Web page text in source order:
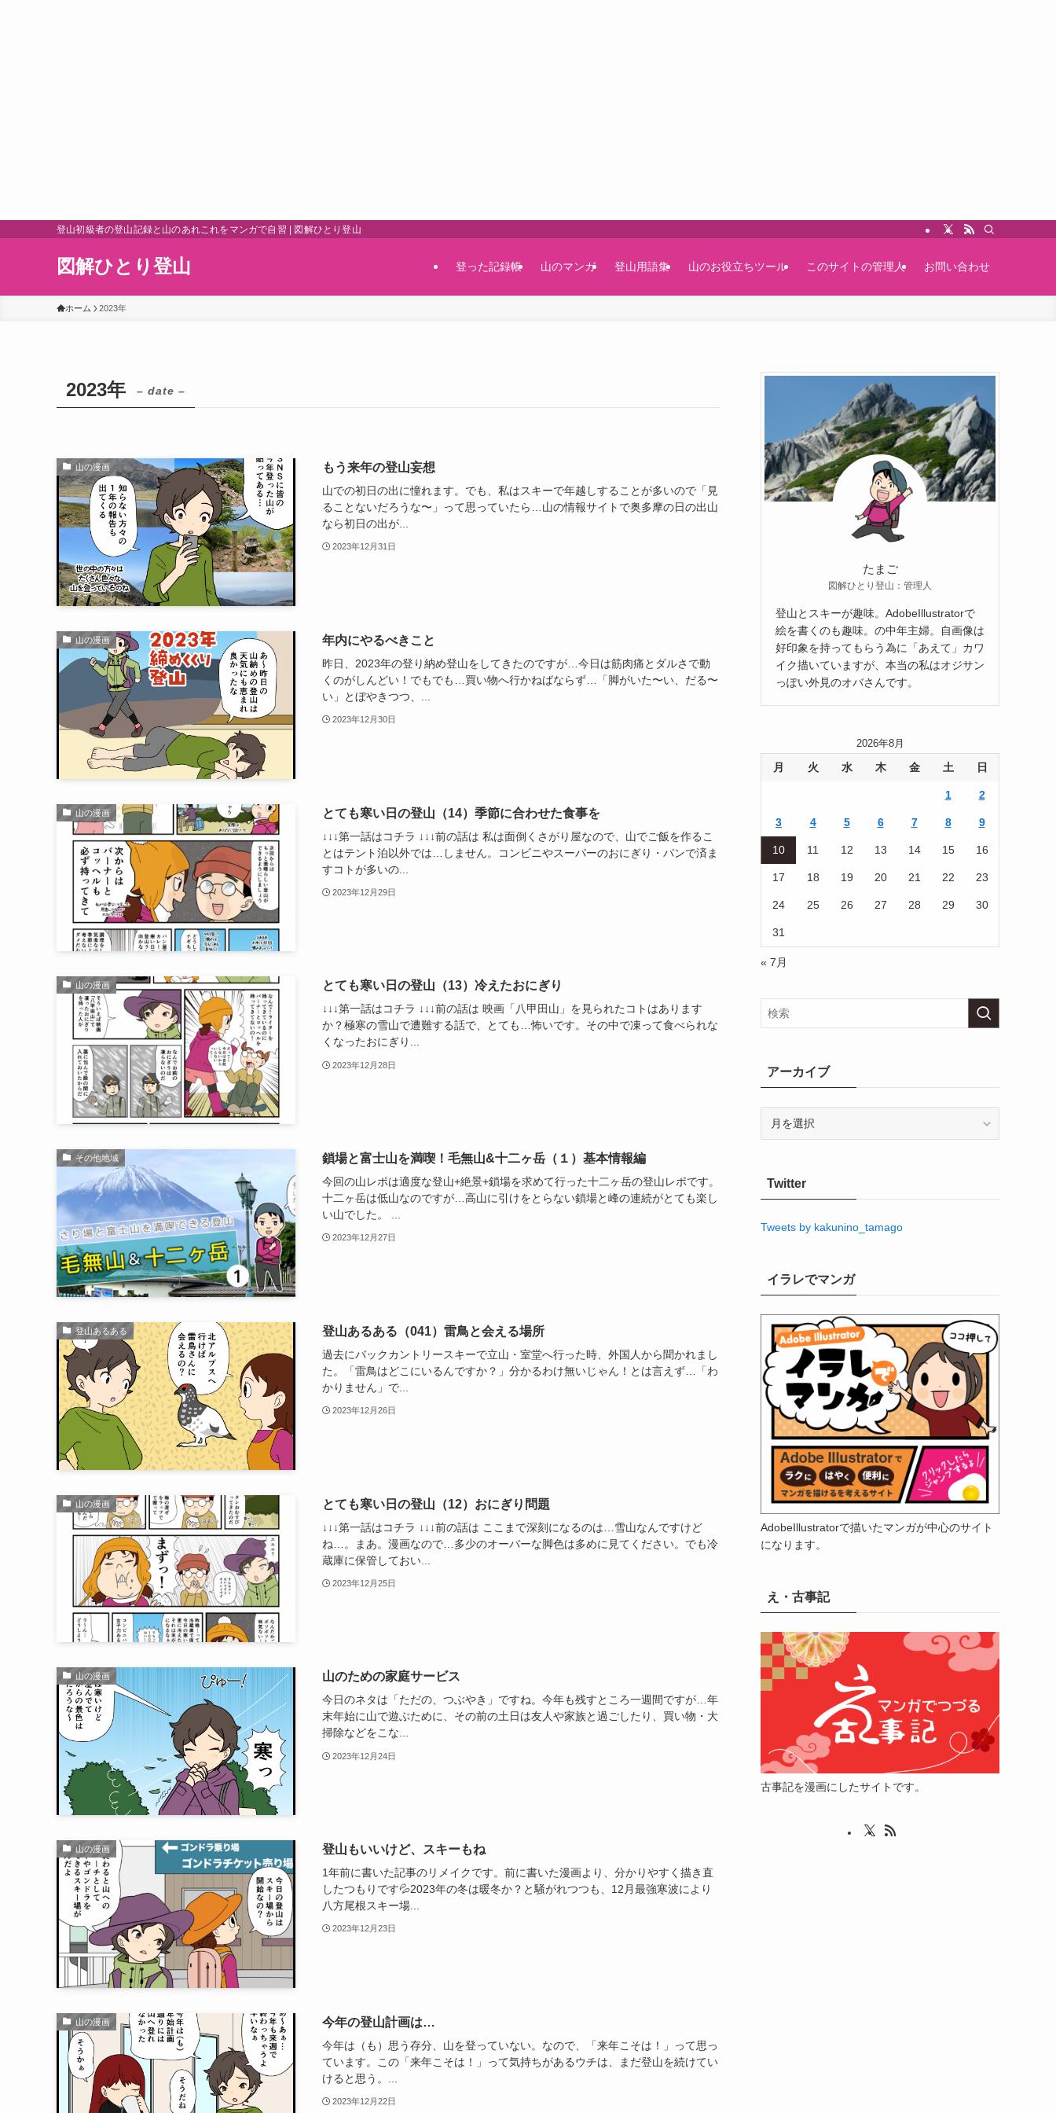
登山初級者の登山記録と山のあれこれをマンガで自習 | 図解ひとり登山
図解ひとり登山 登った記録帳 山のマンガ 登山用語集 山のお役立ちツール このサイトの管理人 お問い合わせ
ホーム 2023年
2023年 – date –
山の漫画 もう来年の登山妄想
山での初日の出に憧れます。でも、私はスキーで年越しすることが多いので「見
ることないだろうな〜」って思っていたら…山の情報サイトで奥多摩の日の出山
なら初日の出が...
2023年12月31日
山の漫画 年内にやるべきこと
昨日、2023年の登り納め登山をしてきたのですが…今日は筋肉痛とダルさで動
くのがしんどい！でもでも…買い物へ行かねばならず…「脚がいた〜い、だる〜
い」とぼやきつつ、...
2023年12月30日
山の漫画 とても寒い日の登山（14）季節に合わせた食事を
↓↓↓第一話はコチラ ↓↓↓前の話は 私は面倒くさがり屋なので、山でご飯を作るこ
とはテント泊以外では…しません。コンビニやスーパーのおにぎり・パンで済ま
すコトが多いの...
2023年12月29日
山の漫画 とても寒い日の登山（13）冷えたおにぎり
↓↓↓第一話はコチラ ↓↓↓前の話は 映画「八甲田山」を見られたコトはあります
か？極寒の雪山で遭難する話で、とても…怖いです。その中で凍って食べられな
くなったおにぎり...
2023年12月28日
その他地域 鎖場と富士山を満喫！毛無山&十二ヶ岳（１）基本情報編
今回の山レポは適度な登山+絶景+鎖場を求めて行った十二ヶ岳の登山レポです。
十二ヶ岳は低山なのですが…高山に引けをとらない鎖場と峰の連続がとても楽し
い山でした。 ...
2023年12月27日
登山あるある 登山あるある（041）雷鳥と会える場所
過去にバックカントリースキーで立山・室堂へ行った時、外国人から聞かれまし
た。「雷鳥はどこにいるんですか？」分かるわけ無いじゃん！とは言えず…「わ
かりません」で...
2023年12月26日
山の漫画 とても寒い日の登山（12）おにぎり問題
↓↓↓第一話はコチラ ↓↓↓前の話は ここまで深刻になるのは…雪山なんですけど
ね…。まあ。漫画なので…多少のオーバーな脚色は多めに見てください。でも冷
蔵庫に保管しておい...
2023年12月25日
山の漫画 山のための家庭サービス
今日のネタは「ただの、つぶやき」ですね。今年も残すところ一週間ですが…年
末年始に山で遊ぶために、その前の土日は友人や家族と過ごしたり、買い物・大
掃除などをこな...
2023年12月24日
山の漫画 登山もいいけど、スキーもね
1年前に書いた記事のリメイクです。前に書いた漫画より、分かりやすく描き直
したつもりです💦2023年の冬は暖冬か？と騒がれつつも、12月最強寒波により
八方尾根スキー場...
2023年12月23日
山の漫画 今年の登山計画は…
今年は（も）思う存分、山を登っていない。なので、「来年こそは！」って思っ
ています。この「来年こそは！」って気持ちがあるウチは、まだ登山を続けてい
けると思う。...
2023年12月22日
たまご
図解ひとり登山：管理人
登山とスキーが趣味。AdobeIllustratorで
絵を書くのも趣味。の中年主婦。自画像は
好印象を持ってもらう為に「あえて」カワ
イク描いていますが、本当の私はオジサン
っぽい外見のオバさんです。
2026年8月
月 火 水 木 金 土 日
1 2
3 4 5 6 7 8 9
10 11 12 13 14 15 16
17 18 19 20 21 22 23
24 25 26 27 28 29 30
31
« 7月
アーカイブ
ブTwitter
Tweets by kakunino_tamago
イラレでマンガ
AdobeIllustratorで描いたマンガが中心のサイト
になります。
え・古事記
古事記を漫画にしたサイトです。